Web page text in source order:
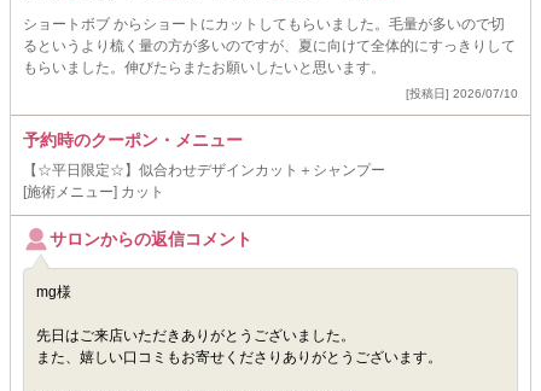
ショートボブ からショートにカットしてもらいました。毛量が多いので切
るというより梳く量の方が多いのですが、夏に向けて全体的にすっきりして
もらいました。伸びたらまたお願いしたいと思います。
[投稿日] 2026/07/10
予約時のクーポン・メニュー
【☆平日限定☆】似合わせデザインカット＋シャンプー
[施術メニュー] カット
サロンからの返信コメント
mg様
先日はご来店いただきありがとうございました。
また、嬉しい口コミもお寄せくださりありがとうございます。